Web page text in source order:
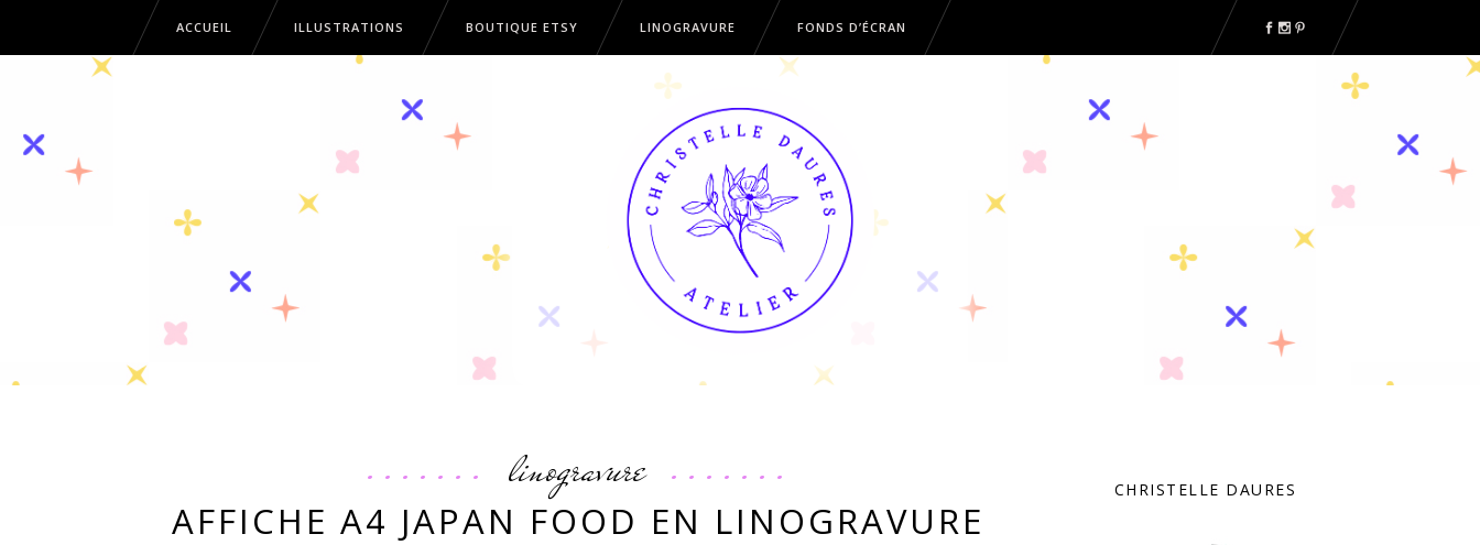
ACCUEIL ILLUSTRATIONS BOUTIQUE ETSY LINOGRAVURE FONDS D’ÉCRAN
linogravure
AFFICHE A4 JAPAN FOOD EN LINOGRAVURE
CHRISTELLE DAURES